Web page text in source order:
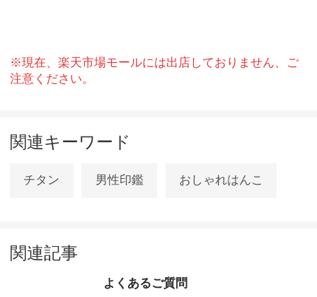
※現在、楽天市場モールには出店しておりません、ご
注意ください。
関連キーワード
チタン 男性印鑑 おしゃれはんこ
関連記事
よくあるご質問